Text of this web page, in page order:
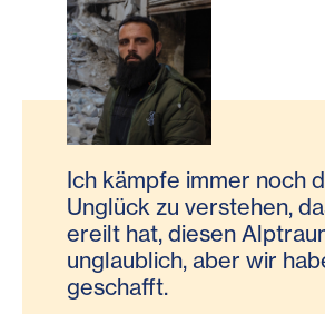
Ich kämpfe immer noch
Unglück zu verstehen,
ereilt hat, diesen
unglaublich, aber wir
geschafft.